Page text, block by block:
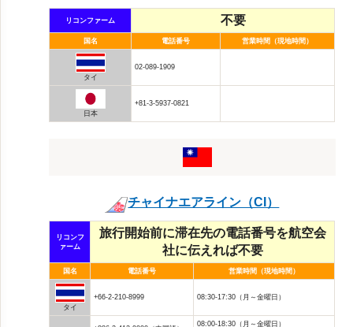
リコンファーム 不要
国名 電話番号 営業時間（現地時間）
タイ
02-089-1909
日本
+81-3-5937-0821
チャイナエアライン（CI）
リコンフ
ァーム
旅行開始前に滞在先の電話番号を航空会
社に伝えれば不要
国名 電話番号 営業時間（現地時間）
タイ
+66-2-210-8999 08:30-17:30（月～金曜日）
08:00-18:30（月～金曜日）